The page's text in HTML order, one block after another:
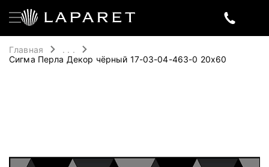
Главная
. . .
Сигма Перла Декор чёрный 17-03-04-463-0 20х60